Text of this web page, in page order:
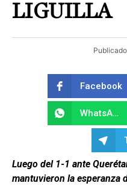
LIGUILLA
Publicado
Facebook
WhatsApp
Luego del 1-1 ante
mantuvieron la esperanza